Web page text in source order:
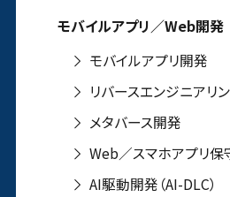
モバイルアプリ／Web開発
モバイルアプリ開発
リバースエンジニアリ
メタバース開発
Web／スマホアプリ保
AI駆動開発（AI-DLC）